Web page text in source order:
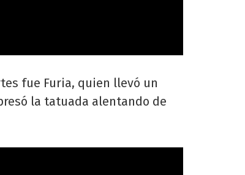
fue Furia, quien llevó un
la tatuada alentando de